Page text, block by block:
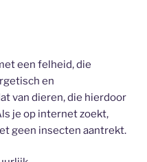
een felheid, die
en
van dieren, die hierdoor
je op internet zoekt,
geen insecten aantrekt.